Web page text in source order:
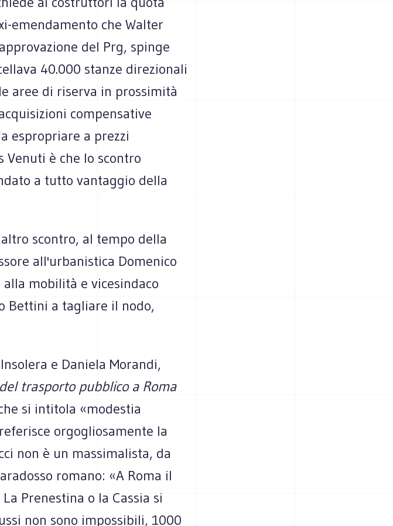
emendamento che Walter
del Prg, spinge
40.000 stanze direzionali
aree di riserva in prossimità
compensative
espropriare a prezzi
è che lo scontro
a tutto vantaggio della
scontro, al tempo della
all'urbanistica Domenico
mobilità e vicesindaco
Bettini a tagliare il nodo,
e Daniela Morandi,
trasporto pubblico a Roma
si intitola «modestia
orgogliosamente la
non è un massimalista, da
romano: «A Roma il
Prenestina o la Cassia si
non sono impossibili, 1000